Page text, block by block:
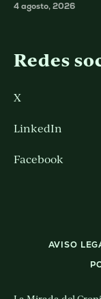
4 agosto, 2026
Redes
X
LinkedIn
Facebook
AVISO